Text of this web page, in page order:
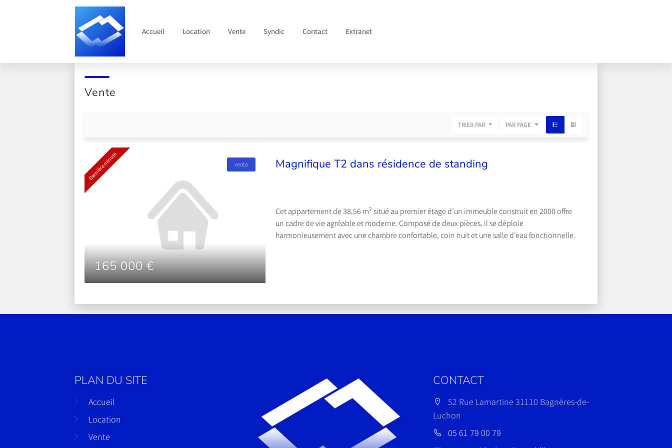
Accueil Location Vente Syndic Contact Extranet
Vente
TRIER PAR PAR PAGE
Dernière minute vente
165 000 €
Magnifique T2 dans résidence de standing
Cet appartement de 38,56 m² situé au premier étage d’un immeuble construit en 2000 offre
un cadre de vie agréable et moderne. Composé de deux pièces, il se déploie
harmonieusement avec une chambre confortable, coin nuit et une salle d’eau fonctionnelle.
PLAN DU SITE
Accueil
Location
Vente
CONTACT
52 Rue Lamartine 31110 Bagnères-de-
Luchon
05 61 79 00 79